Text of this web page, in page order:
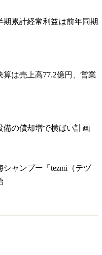
期累計経常利益は前年同期
は売上高77.2億円、営業
備の償却増で横ばい計画
ャンプー「tezmi（テヅ